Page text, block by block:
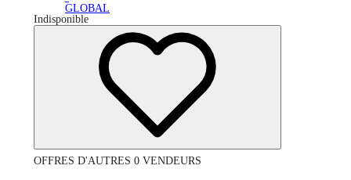
GLOBAL
Indisponible
OFFRES D'AUTRES 0 VENDEURS